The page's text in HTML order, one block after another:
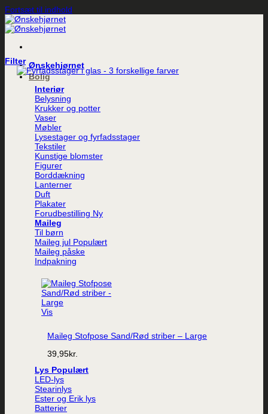
Fortsæt til indhold
Ønskehjørnet
Bolig
Interiør
Belysning
Krukker og potter
Vaser
Møbler
Lysestager og fyrfadsstager
Tekstiler
Kunstige blomster
Figurer
Borddækning
Lanterner
Duft
Plakater
Forudbestilling
Maileg
Til børn
Maileg jul
Maileg påske
Indpakning
Vis
Maileg Stofpose Sand/Rød striber – Large
39,95kr.
Lys
LED-lys
Stearinlys
Ester og Erik lys
Batterier
Filter